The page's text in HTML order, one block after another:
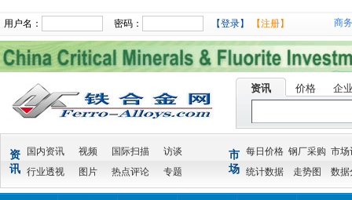
用户名： 密码： 【登录】 【注册】 商
资讯 价格 企
资
讯
国内资讯 视频 国际扫描
访谈
行业透视
图片 热点评论 专题
市
场
每日价格 钢厂采购 市场
统计数据
走势图 数据